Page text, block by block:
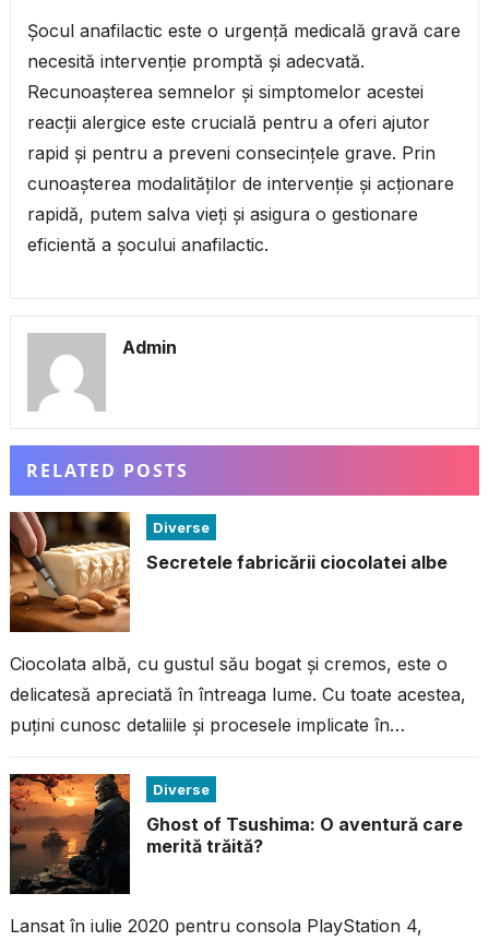
Șocul anafilactic este o urgență medicală gravă care
necesită intervenție promptă și adecvată.
Recunoașterea semnelor și simptomelor acestei
reacții alergice este crucială pentru a oferi ajutor
rapid și pentru a preveni consecințele grave. Prin
cunoașterea modalităților de intervenție și acționare
rapidă, putem salva vieți și asigura o gestionare
eficientă a șocului anafilactic.
Admin
RELATED POSTS
Diverse
Secretele fabricării ciocolatei albe
Ciocolata albă, cu gustul său bogat și cremos, este o
delicatesă apreciată în întreaga lume. Cu toate acestea,
puțini cunosc detaliile și procesele implicate în
Diverse
Ghost of Tsushima: O aventură care
merită trăită?
Lansat în iulie 2020 pentru consola PlayStation 4,